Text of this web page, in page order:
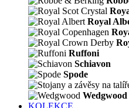
Royal
Ruffoni
Schiavon
Spode
Wedgwood
KOLEKCE